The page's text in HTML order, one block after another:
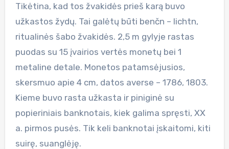
Tikėtina, kad tos žvakidės prieš karą buvo
užkastos žydų. Tai galėtų būti benčn – lichtn,
ritualinės šabo žvakidės. 2,5 m gylyje rastas
puodas su 15 įvairios vertės monetų bei 1
metaline detale. Monetos patamsėjusios,
skersmuo apie 4 cm, datos averse – 1786, 1803.
Kieme buvo rasta užkasta ir piniginė su
popieriniais banknotais, kiek galima spręsti, XX
a. pirmos pusės. Tik keli banknotai įskaitomi, kiti
suirę, suanglėję.